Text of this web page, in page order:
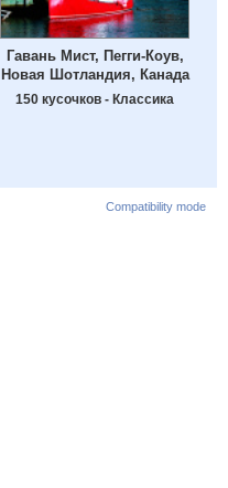
Гавань Мист, Пегги-Коув,
Новая Шотландия, Канада
150 кусочков - Классика
Compatibility mode